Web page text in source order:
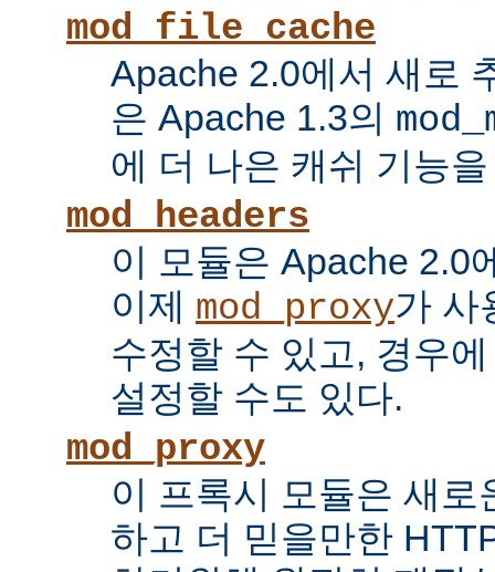
mod_file_cache
Apache 2.0에서 새로
은 Apache 1.3의
에 더 나은 캐쉬 기능
mod_headers
이 모듈은 Apache 2.0
이제 mod_proxy가 사
수정할 수 있고, 경우
설정할 수도 있다.
mod_proxy
이 프록시 모듈은 새
하고 더 믿을만한